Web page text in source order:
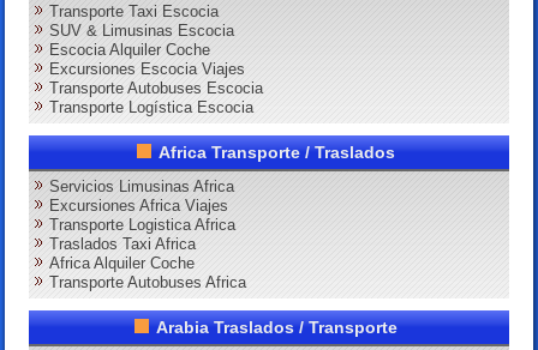
Transporte Taxi Escocia
SUV & Limusinas Escocia
Escocia Alquiler Coche
Excursiones Escocia Viajes
Transporte Autobuses Escocia
Transporte Logística Escocia
Africa Transporte / Traslados
Servicios Limusinas Africa
Excursiones Africa Viajes
Transporte Logistica Africa
Traslados Taxi Africa
Africa Alquiler Coche
Transporte Autobuses Africa
Arabia Traslados / Transporte